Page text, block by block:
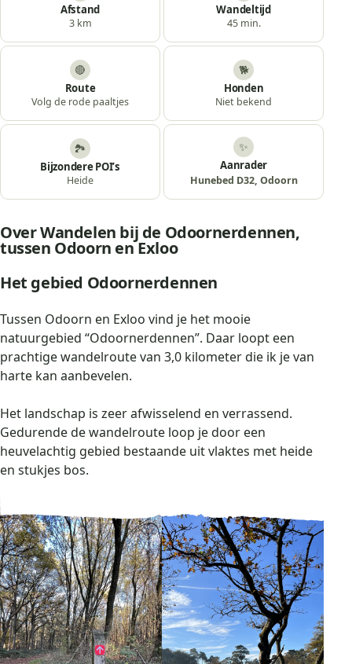
Afstand
3 km
Wandeltijd
45 min.
🔴
Route
Volg de rode paaltjes
🐕
Honden
Niet bekend
🏞️
Bijzondere POI’s
Heide
✨
Aanrader
Hunebed D32, Odoorn
Over Wandelen bij de Odoornerdennen,
tussen Odoorn en Exloo
Het gebied Odoornerdennen
Tussen Odoorn en Exloo vind je het mooie
natuurgebied “Odoornerdennen”. Daar loopt een
prachtige wandelroute van 3,0 kilometer die ik je van
harte kan aanbevelen.
Het landschap is zeer afwisselend en verrassend.
Gedurende de wandelroute loop je door een
heuvelachtig gebied bestaande uit vlaktes met heide
en stukjes bos.